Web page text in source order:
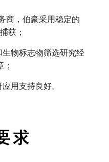
商，伯豪采用稳定的
获；
物标志物筛选研究经
用支持良好。